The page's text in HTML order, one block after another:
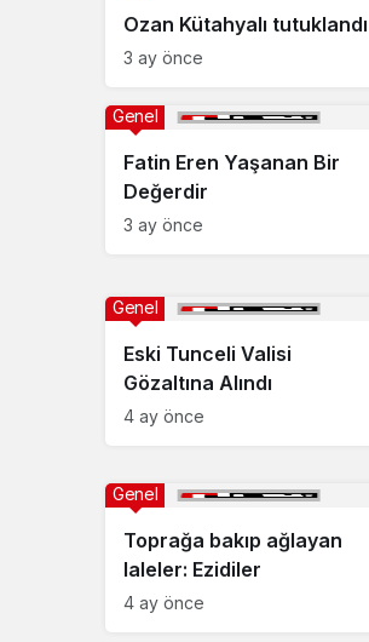
Ozan Kütahyalı tutuklandı
3 ay önce
Fatin Eren Yaşanan Bir
Değerdir
Genel
3 ay önce
Eski Tunceli Valisi
Gözaltına Alındı
Genel
4 ay önce
Toprağa bakıp ağlayan
laleler: Ezidiler
Genel
4 ay önce